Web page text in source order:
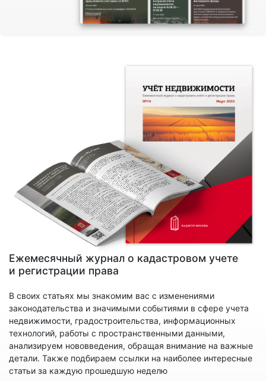
Ежемесячный журнал о кадастровом учете
и регистрации права
В своих статьях мы знакомим вас с изменениями
законодательства и значимыми событиями в сфере учета
недвижимости, градостроительства, информационных
технологий, работы с пространственными данными,
анализируем нововведения, обращая внимание на важные
детали. Также подбираем ссылки на наиболее интересные
статьи за каждую прошедшую неделю